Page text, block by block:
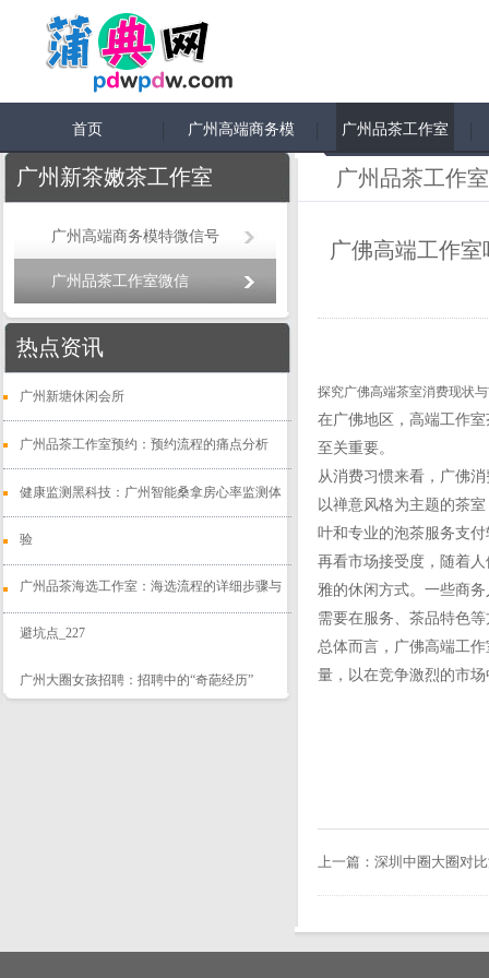
首页 广州高端商务模
特微信号
广州品茶工作室
微信
广州新茶嫩茶工作室
广州高端商务模特微信号
广州品茶工作室微信
热点资讯
广州新塘休闲会所
广州品茶工作室预约：预约流程的痛点分析
健康监测黑科技：广州智能桑拿房心率监测体
验
‌广州品茶海选工作室‌：海选流程的详细步骤与
避坑点_227
广州大圈女孩招聘：招聘中的“奇葩经历”
广州品茶工作
广佛高端工作室
探究广佛高端茶室消费现状
在广佛地区，高端工作
至关重要。
从消费习惯来看，广佛
以禅意风格为主题的茶
叶和专业的泡茶服务支
再看市场接受度，随着
雅的休闲方式。一些商
需要在服务、茶品特色
总体而言，广佛高端工
量，以在竞争激烈的市
上一篇： 深圳中圈大圈对